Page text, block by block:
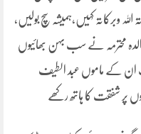
اللہ وبرکاتہ کہیں،ہمیشہ سچ بولیں،
محترمہ نے سب بہن بھائیوں
ان کے ماموں عبد الطیف
پر شفقت کا ہاتھ رکھے